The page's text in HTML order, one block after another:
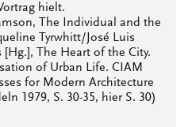
hielt.
The Individual and the
Tyrwhitt/José Luis
[Hg.], The Heart of the City.
of Urban Life. CIAM
for Modern Architecture
1979, S. 30-35, hier S. 30)